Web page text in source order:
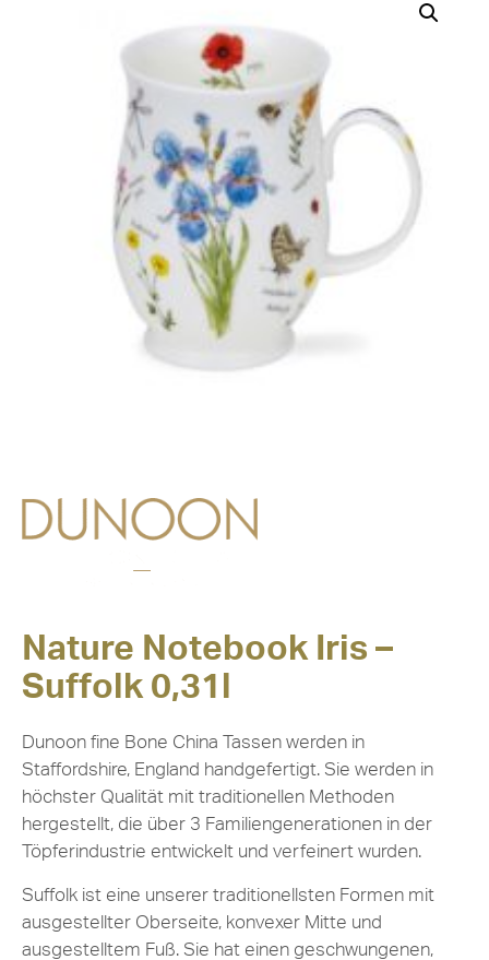
Nature Notebook Iris –
Suffolk 0,31l
Dunoon fine Bone China Tassen werden in
Staffordshire, England handgefertigt. Sie werden in
höchster Qualität mit traditionellen Methoden
hergestellt, die über 3 Familiengenerationen in der
Töpferindustrie entwickelt und verfeinert wurden.
Suffolk ist eine unserer traditionellsten Formen mit
ausgestellter Oberseite, konvexer Mitte und
ausgestelltem Fuß. Sie hat einen geschwungenen,